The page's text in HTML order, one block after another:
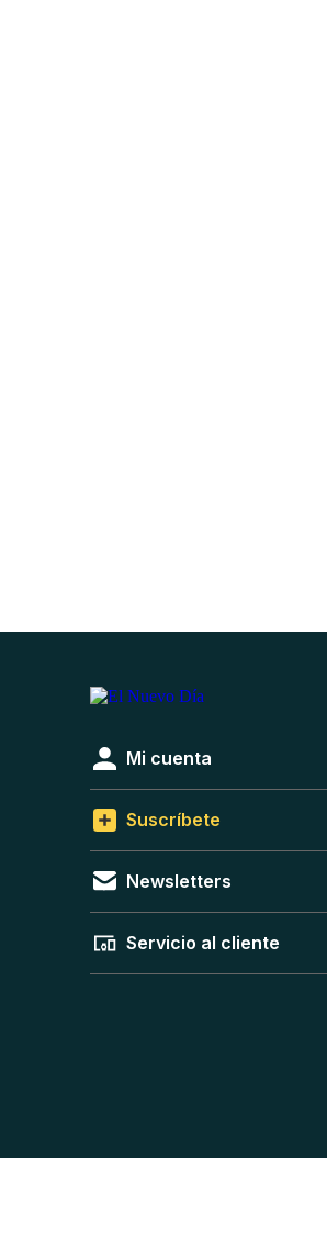
Mi cuenta
Suscríbete
Newsletters
Servicio al cliente